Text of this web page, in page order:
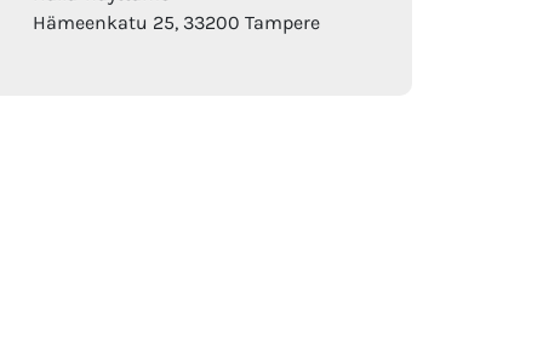
Hämeenkatu 25, 33200 Tampere